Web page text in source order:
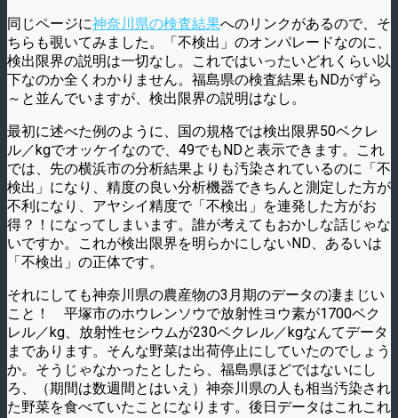
同じページに神奈川県の検査結果へのリンクがあるので、そ
ちらも覗いてみました。「不検出」のオンパレードなのに、
検出限界の説明は一切なし。これではいったいどれくらい以
下なのか全くわかりません。福島県の検査結果もNDがずら
～と並んでいますが、検出限界の説明はなし。
最初に述べた例のように、国の規格では検出限界50ベクレ
ル／kgでオッケイなので、49でもNDと表示できます。これ
では、先の横浜市の分析結果よりも汚染されているのに「不
検出」になり、精度の良い分析機器できちんと測定した方が
不利になり、アヤシイ精度で「不検出」を連発した方がお
得？！になってしまいます。誰が考えてもおかしな話じゃな
いですか。これが検出限界を明らかにしないND、あるいは
「不検出」の正体です。
それにしても神奈川県の農産物の3月期のデータの凄まじい
こと！ 平塚市のホウレンソウで放射性ヨウ素が1700ベク
レル／kg、放射性セシウムが230ベクレル／kgなんてデータ
まであります。そんな野菜は出荷停止にしていたのでしょう
か。そうじゃなかったとしたら、福島県ほどではないにし
ろ、（期間は数週間とはいえ）神奈川県の人も相当汚染され
た野菜を食べていたことになります。後日データはこれこれ